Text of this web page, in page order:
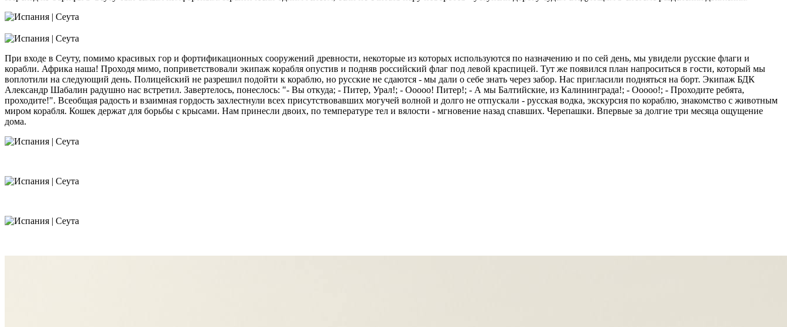
При входе в Сеуту, помимо красивых гор и фортификационных сооружений древности, некоторые из которых используются по назначению и по сей день, мы увидели русские флаги и
корабли. Африка наша! Проходя мимо, поприветствовали экипаж корабля опустив и подняв российский флаг под левой краспицей. Тут же появился план напроситься в гости, который мы
воплотили на следующий день. Полицейский не разрешил подойти к кораблю, но русские не сдаются - мы дали о себе знать через забор. Нас пригласили подняться на борт. Экипаж БДК
Александр Шабалин радушно нас встретил. Завертелось, понеслось: "- Вы откуда; - Питер, Урал!; - Ооооо! Питер!; - А мы Балтийские, из Калининграда!; - Ооооо!; - Проходите ребята,
проходите!". Всеобщая радость и взаимная гордость захлестнули всех присутствовавших могучей волной и долго не отпускали - русская водка, экскурсия по кораблю, знакомство с животным
миром корабля. Кошек держат для борьбы с крысами. Нам принесли двоих, по температуре тел и вялости - мгновение назад спавших. Черепашки. Впервые за долгие три месяца ощущение
дома.